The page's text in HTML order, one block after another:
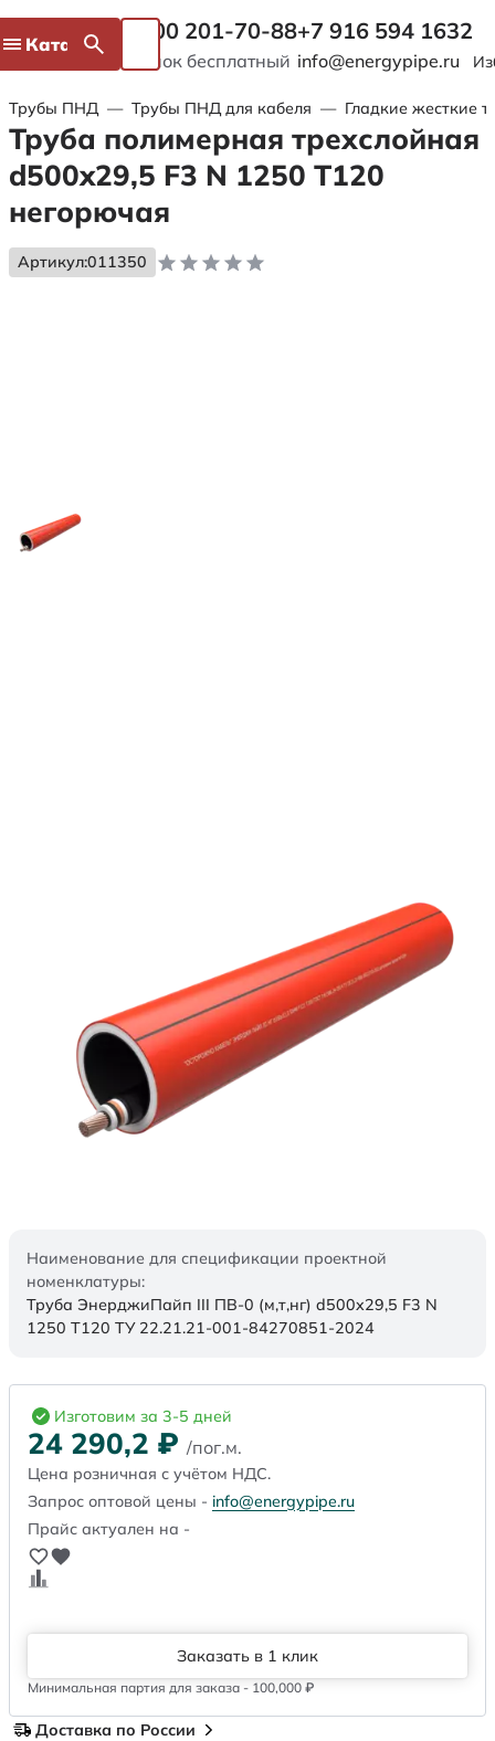
Каталог 8 800 201-70-88
Звонок бесплатный
+7 916 594 1632
info@energypipe.ru
Трубы ПНД — Трубы ПНД для кабеля — Гладкие жесткие
Труба полимерная трехслойная
d500x29,5 F3 N 1250 Т120
негорючая
Артикул:011350
Наименование для спецификации проектной
номенклатуры:
Труба ЭнерджиПайп III ПВ-0 (м,т,нг) d500x29,5 F3 N
1250 Т120 ТУ 22.21.21-001-84270851-2024
Изготовим за 3-5 дней
24 290,2 ₽ /пог.м.
Цена розничная с учётом НДС.
Запрос оптовой цены - info@energypipe.ru
Прайс актуален на -
Заказать в 1 клик
Минимальная партия для заказа - 100,000 ₽
Доставка по России